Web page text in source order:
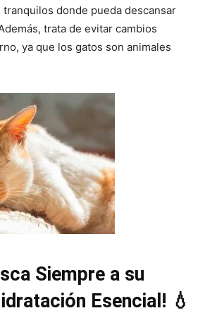
donde pueda descansar
trata de evitar cambios
ya que los gatos son animales
Siempre a su
Esencial! 💧